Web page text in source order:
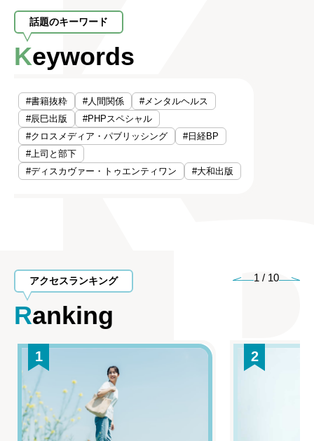
話題のキーワード
Keywords
#書籍抜粋 #人間関係
#メンタルヘルス
#辰巳出版
#PHPスペシャル
#クロスメディア・パブリッシング
#日経BP
#上司と部下
#ディスカヴァー・トゥエンティワン
#大和出版
アクセスランキング
Ranking
1 / 10
1 2